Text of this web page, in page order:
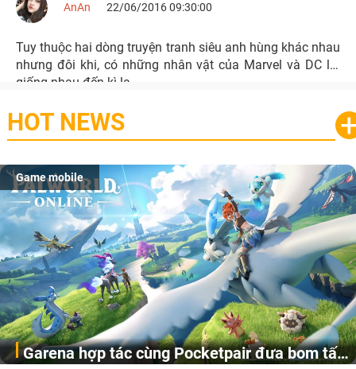
AnAn 22/06/2016 09:30:00
Tuy thuộc hai dòng truyện tranh siêu anh hùng khác nhau
nhưng đôi khi, có những nhân vật của Marvel và DC lại
giống nhau đến kì lạ.
HOT NEWS
Game mobile
Garena hợp tác cùng Pocketpair đưa bom tấn